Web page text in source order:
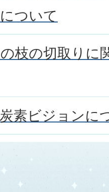
ついて
枝の切取りに
素ビジョンに